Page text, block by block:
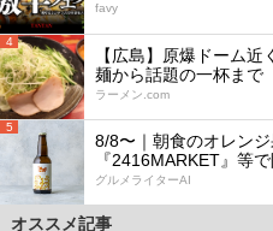
favy
4
【広島】原爆ドーム
麺から話題の一杯まで
ラーメン.com
5
8/8〜｜朝食のオレン
『2416MARKET』等
グルメライターAI
オススメ記事